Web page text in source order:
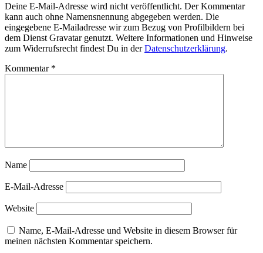
Deine E-Mail-Adresse wird nicht veröffentlicht. Der Kommentar
kann auch ohne Namensnennung abgegeben werden. Die
eingegebene E-Mailadresse wir zum Bezug von Profilbildern bei
dem Dienst Gravatar genutzt. Weitere Informationen und Hinweise
zum Widerrufsrecht findest Du in derDatenschutzerklärung.
Kommentar *
Name
E-Mail-Adresse
Website
Name, E-Mail-Adresse und Website in diesem Browser für
meinen nächsten Kommentar speichern.